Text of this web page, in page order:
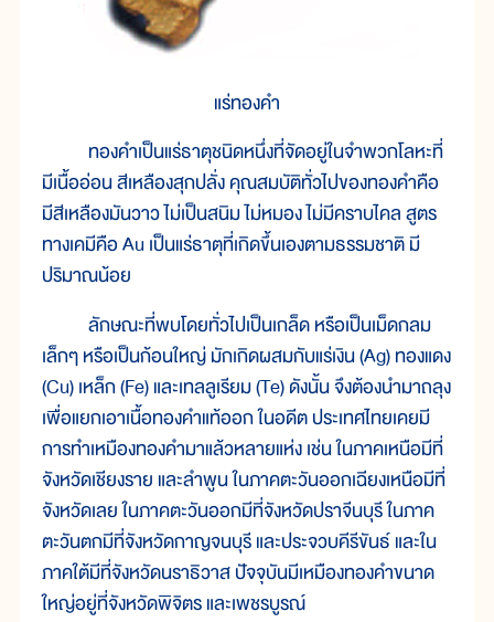
แร่ทองคำ
ทองคำเป็นแร่ธาตุชนิดหนึ่งที่จัดอยู่ในจำพวกโลหะที่
มีเนื้ออ่อน สีเหลืองสุกปลั่ง คุณสมบัติทั่วไปของทองคำคือ
มีสีเหลืองมันวาว ไม่เป็นสนิม ไม่หมอง ไม่มีคราบไคล สูตร
ทางเคมีคือ Au เป็นแร่ธาตุที่เกิดขึ้นเองตามธรรมชาติ มี
ปริมาณน้อย
ลักษณะที่พบโดยทั่วไปเป็นเกล็ด หรือเป็นเม็ดกลม
เล็กๆ หรือเป็นก้อนใหญ่ มักเกิดผสมกับแร่เงิน (Ag) ทองแดง
(Cu) เหล็ก (Fe) และเทลลูเรียม (Te) ดังนั้น จึงต้องนำมาถลุง
เพื่อแยกเอาเนื้อทองคำแท้ออก ในอดีต ประเทศไทยเคยมี
การทำเหมืองทองคำมาแล้วหลายแห่ง เช่น ในภาคเหนือมีที่
จังหวัดเชียงราย และลำพูน ในภาคตะวันออกเฉียงเหนือมีที่
จังหวัดเลย ในภาคตะวันออกมีที่จังหวัดปราจีนบุรี ในภาค
ตะวันตกมีที่จังหวัดกาญจนบุรี และประจวบคีรีขันธ์ และใน
ภาคใต้มีที่จังหวัดนราธิวาส ปัจจุบันมีเหมืองทองคำขนาด
ใหญ่อยู่ที่จังหวัดพิจิตร และเพชรบูรณ์